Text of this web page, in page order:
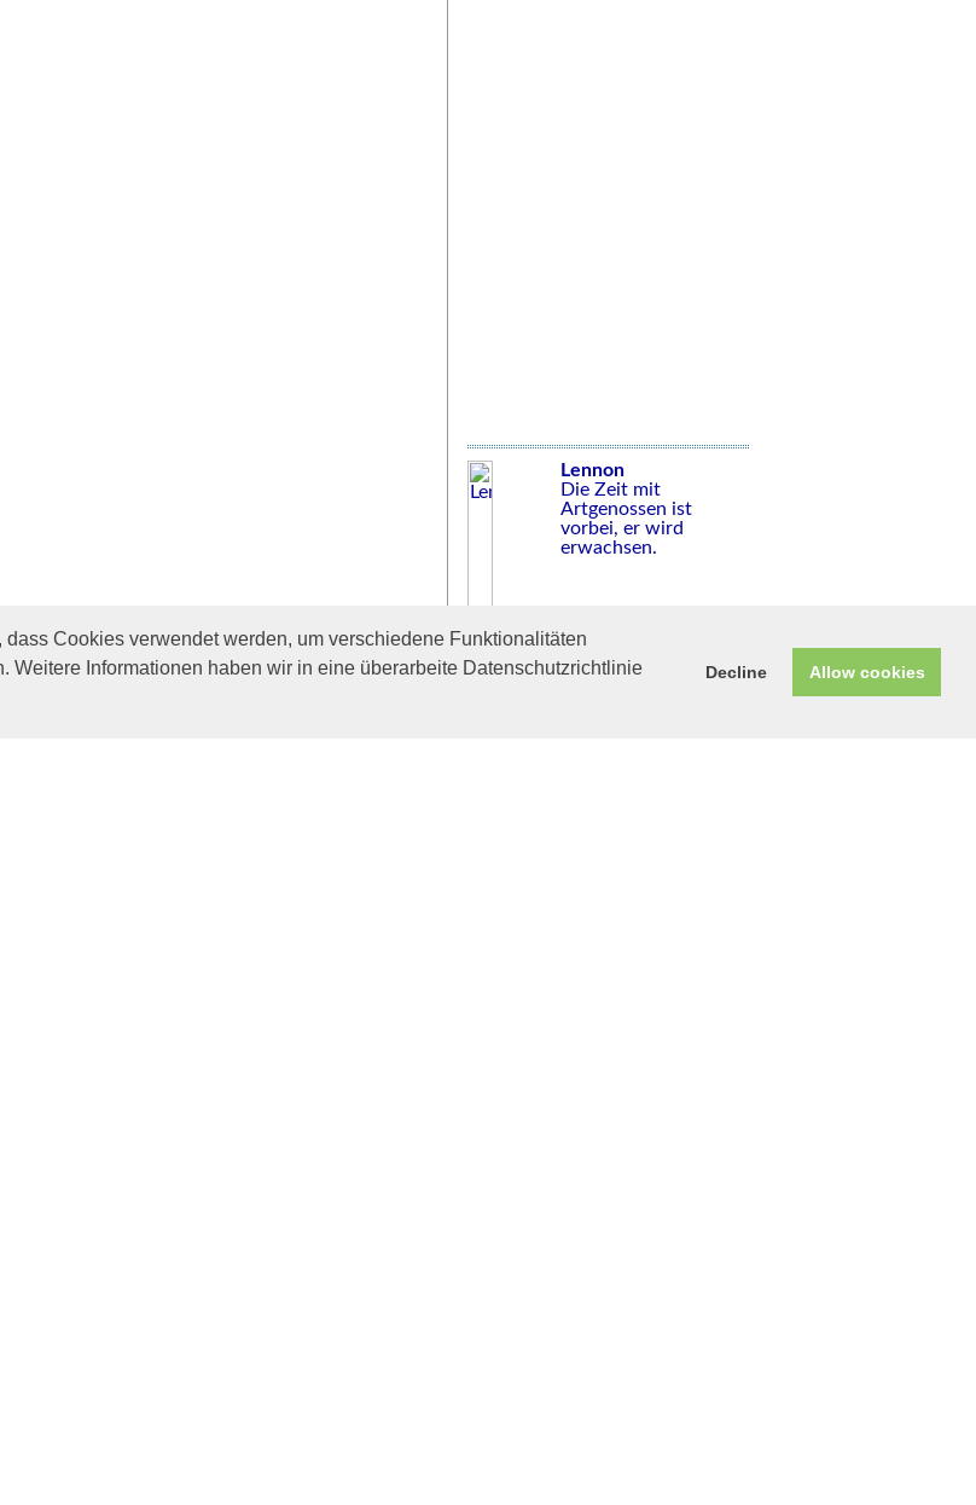
Cookies verwendet werden, um verschiedene Funktionalitäten
Informationen haben wir in eine überarbeite Datenschutzrichtlinie
Decline Allow cookies
Lennon
Die Zeit mit
Artgenossen ist
vorbei, er wird
erwachsen.
Helfen Sie mit!